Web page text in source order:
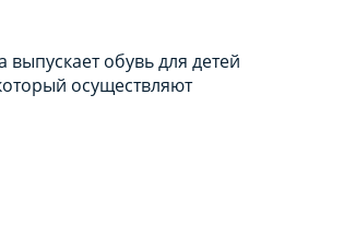
обувь для детей
осуществляют